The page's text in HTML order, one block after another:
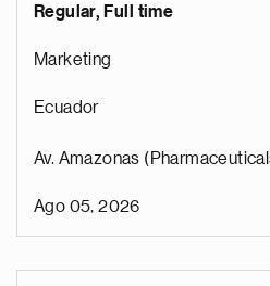
Regular, Full time
Marketing
Ecuador
Av. Amazonas
Ago 05, 2026